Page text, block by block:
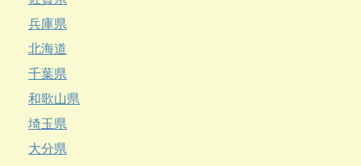
兵庫県
北海道
千葉県
和歌山県
埼玉県
大分県